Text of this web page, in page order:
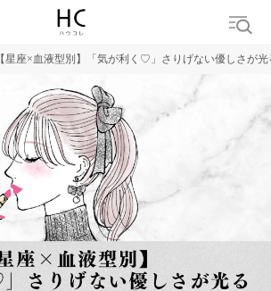
【星座×血液型別】「気が利く♡」さりげない優しさが